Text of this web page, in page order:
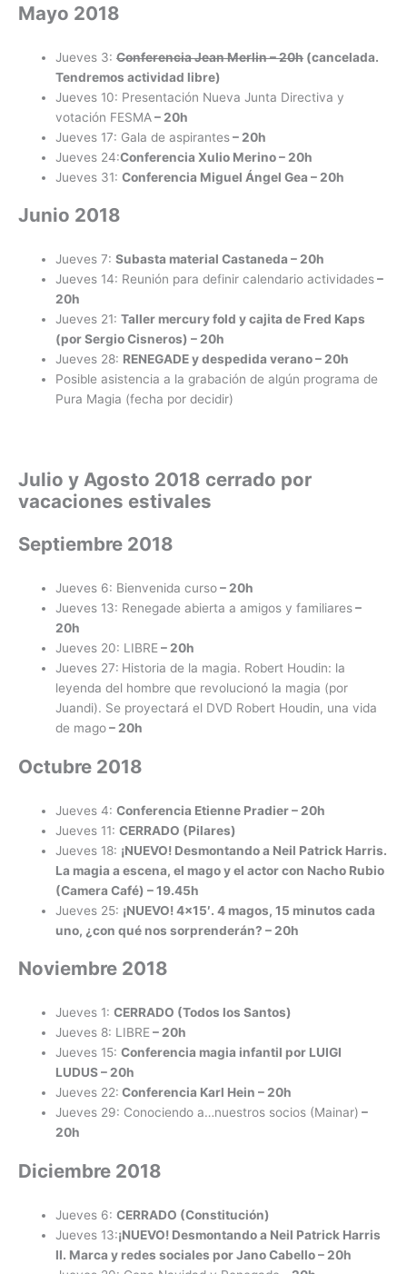
Mayo 2018
Jueves 3:Conferencia Jean Merlin– 20h (cancelada.
Tendremos actividad libre)
Jueves 10: Presentación Nueva Junta Directiva y
votación FESMA– 20h
Jueves 17: Gala de aspirantes– 20h
Jueves 24:Conferencia Xulio Merino– 20h
Jueves 31:Conferencia Miguel Ángel Gea – 20h
Junio 2018
Jueves 7:Subasta material Castaneda – 20h
Jueves 14: Reunión para definir calendario actividades–
20h
Jueves 21:Taller mercury fold y cajita de Fred Kaps
(por Sergio Cisneros) – 20h
Jueves 28: RENEGADE y despedida verano– 20h
Posible asistencia a la grabación de algún programa de
Pura Magia (fecha por decidir)
Julio y Agosto 2018 cerrado por
vacaciones estivales
Septiembre 2018
Jueves 6: Bienvenida curso– 20h
Jueves 13: Renegade abierta a amigos y familiares–
20h
Jueves 20: LIBRE– 20h
Jueves 27: Historia de la magia. Robert Houdin: la
leyenda del hombre que revolucionó la magia (por
Juandi). Se proyectará el DVD Robert Houdin, una vida
de mago– 20h
Octubre 2018
Jueves 4:Conferencia Etienne Pradier– 20h
Jueves 11:CERRADO (Pilares)
Jueves 18: ¡NUEVO! Desmontando a Neil Patrick Harris.
La magia a escena, el mago y el actor con Nacho Rubio
(Camera Café) – 19.45h
Jueves 25: ¡NUEVO! 4×15′. 4 magos, 15 minutos cada
uno, ¿con qué nos sorprenderán? – 20h
Noviembre 2018
Jueves 1:CERRADO (Todos los Santos)
Jueves 8: LIBRE– 20h
Jueves 15:Conferencia magia infantil por LUIGI
LUDUS– 20h
Jueves 22: Conferencia Karl Hein – 20h
Jueves 29: Conociendo a…nuestros socios (Mainar) –
20h
Diciembre 2018
Jueves 6:CERRADO (Constitución)
Jueves 13:¡NUEVO! Desmontando a Neil Patrick Harris
II. Marca y redes sociales por Jano Cabello – 20h